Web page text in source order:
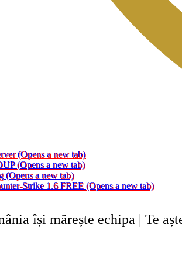
(Opens a new tab)
(Opens a new tab)
(Opens a new tab)
Strike 1.6 FREE (Opens a new tab)
își mărește echipa | Te